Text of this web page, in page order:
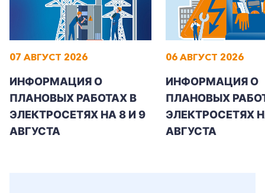
07 АВГУСТ 2026
ИНФОРМАЦИЯ О
ПЛАНОВЫХ РАБОТАХ В
ЭЛЕКТРОСЕТЯХ НА 8 И 9
АВГУСТА
06 АВГУСТ 2026
ИНФОРМАЦИЯ О
ПЛАНОВЫХ
ЭЛЕКТРОСЕТЯХ
АВГУСТА